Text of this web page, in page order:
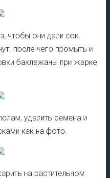
чтобы они дали сок.
после чего промыть и
баклажаны при жарке
удалить семена и
как на фото.
на растительном